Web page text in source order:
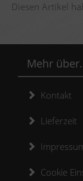
Diesen Artikel
Mehr
Kontakt
Lieferzeit
Cookie